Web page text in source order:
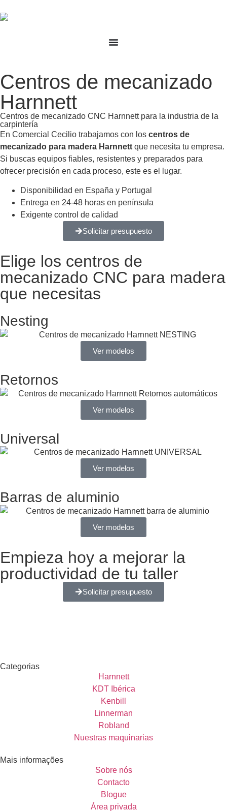
Centros de mecanizado
Harnnett
Centros de mecanizado CNC Harnnett para la industria de la
carpintería
En Comercial Cecilio trabajamos con los centros de
mecanizado para madera Harnnett​ que necesita tu empresa.
Si buscas equipos fiables, resistentes y preparados para
ofrecer precisión en cada proceso, este es el lugar.
Disponibilidad en España y Portugal
Entrega en 24-48 horas en península
Exigente control de calidad
Solicitar presupuesto
Elige los centros de
mecanizado CNC para madera
que necesitas
Nesting
Ver modelos
Retornos
Ver modelos
Universal
Ver modelos
Barras de aluminio
Ver modelos
Empieza hoy a mejorar la
productividad de tu taller
Solicitar presupuesto
Categorias
Harnnett
KDT Ibérica
Kenbill
Linnerman
Robland
Nuestras maquinarias
Mais informações
Sobre nós
Contacto
Blogue
Área privada